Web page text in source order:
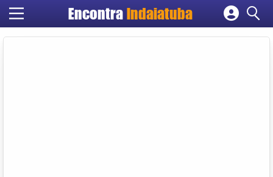
Encontra Indaiatuba
Cadastrar empresa